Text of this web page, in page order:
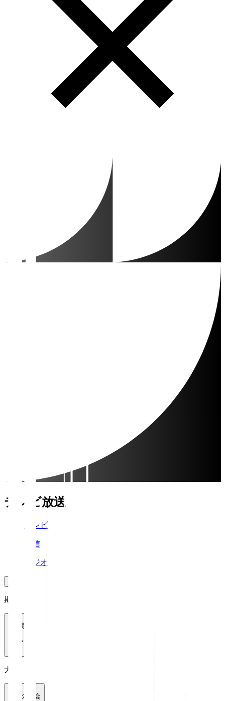
テレビ放送
テレビ
配信
ラジオ
期間
1週間
大会
全ての大会